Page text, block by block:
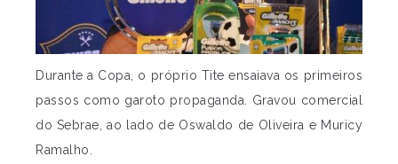
Durante a Copa, o próprio Tite ensaiava os primeiros
passos como garoto propaganda. Gravou comercial
do Sebrae, ao lado de Oswaldo de Oliveira e Muricy
Ramalho.